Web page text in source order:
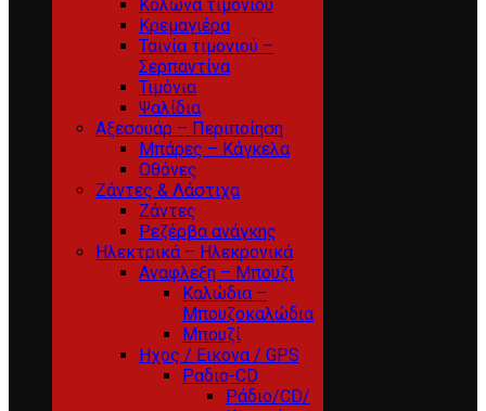
Κολώνα τιμονιού
Κρεμαγιέρα
Ταινία τιμονιού –
Σερπαντίνα
Τιμόνια
Ψαλίδια
Αξεσουάρ – Περιποίηση
Μπάρες – Κάγκελα
Οθόνες
Ζάντες & Λάστιχα
Ζάντες
Ρεζέρβα ανάγκης
Ηλεκτρικά – Ηλεκρονικά
Αναφλεξη – Μπουζι
Καλώδια –
Μπουζοκαλώδια
Μπουζί
Ηχος / Εικονα / GPS
Ραδιο-CD
Ράδιο/CD/